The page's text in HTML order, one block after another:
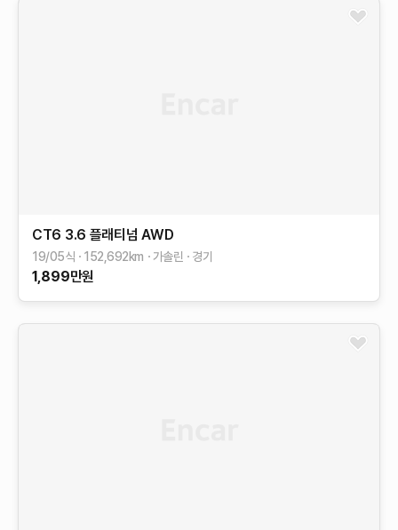
CT6 3.6 플래티넘 AWD
19/05식 152,692km 가솔린 경기
1,899만원